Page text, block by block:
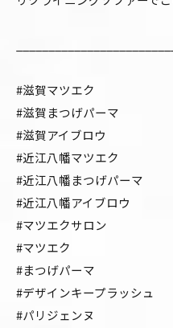
#滋賀マツエク
#滋賀まつげパーマ
#滋賀アイブロウ
#近江八幡マツエク
#近江八幡まつげパーマ
#近江八幡アイブロウ
#マツエクサロン
#マツエク
#まつげパーマ
#デザインキープラッシュ
#パリジェンヌ